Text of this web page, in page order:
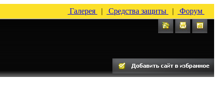
Галерея | Средства защиты | Форум